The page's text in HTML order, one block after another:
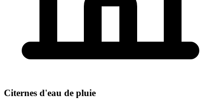
Citernes d'eau de pluie